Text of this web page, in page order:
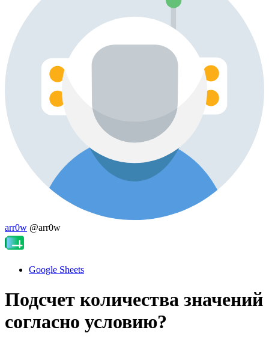
arr0w @arr0w
Google Sheets
Подсчет количества значений
согласно условию?